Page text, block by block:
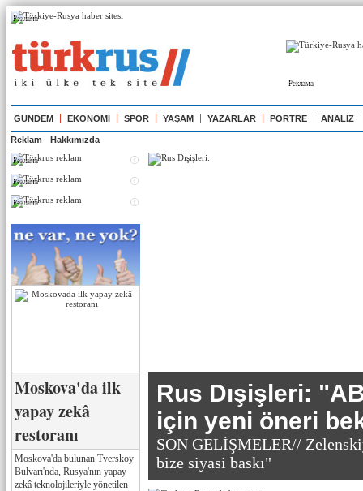
Реклама
Реклама
GÜNDEM EKONOMİ SPOR YAŞAM YAZARLAR PORTRE ANALİZ
Reklam Hakkımızda
Реклама
Реклама
Реклама
Moskova'da ilk
yapay zekâ
restoranı
Moskova'da bulunan Tverskoy
Bulvarı'nda, Rusya'nın yapay
zekâ teknolojileriyle yönetilen
Rus Dışişleri:
için yeni öneri
SON GELİŞMELER//
bize siyasi baskı"